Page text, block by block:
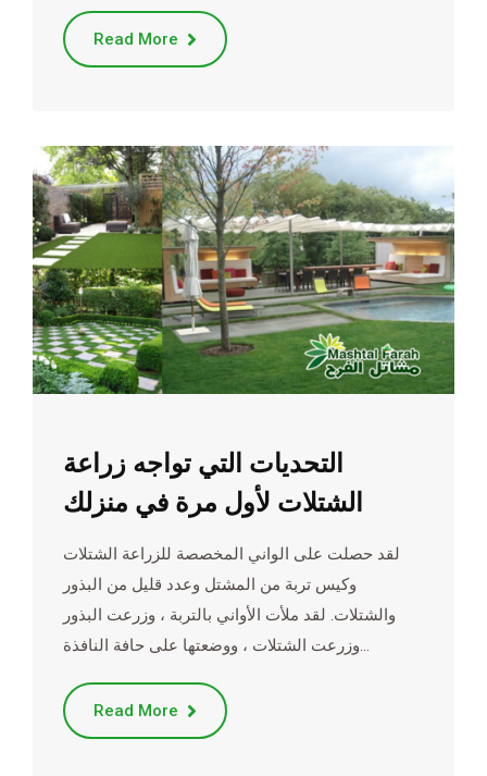
Read More
التحديات التي تواجه زراعة
الشتلات لأول مرة في منزلك
لقد حصلت على الواني المخصصة للزراعة الشتلات
وكيس تربة من المشتل وعدد قليل من البذور
والشتلات. لقد ملأت الأواني بالتربة ، وزرعت البذور
وزرعت الشتلات ، ووضعتها على حافة النافذة…
Read More